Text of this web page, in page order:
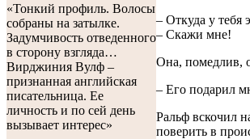
«Тонкий профиль. Волосы
собраны на затылке.
Задумчивость отведенного
в сторону взгляда…
Вирджиния Вулф –
признанная английская
писательница. Ее
личность и по сей день
вызывает интерес»
– Откуда у тебя
– Скажи мне!
Она, помедлив,
– Его подарил
Ральф вскочил
поверить в